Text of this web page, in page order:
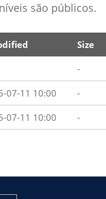
são públicos.
Size
-
07-11 10:00 -
07-11 10:00 -